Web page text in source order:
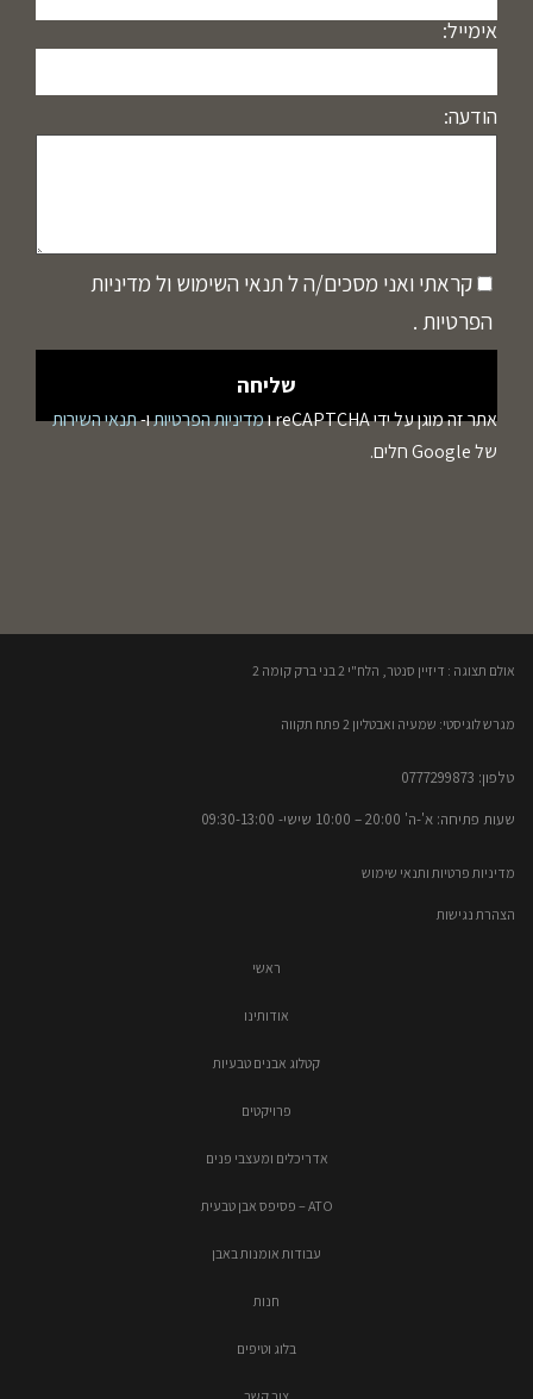
אימייל:
הודעה:
קראתי ואני מסכים/ה לתנאי השימושולמדיניות
הפרטיות.
אתר זה מוגן על ידי reCAPTCHA ו מדיניות הפרטיותו-תנאי השירות
של Google חלים.
אולם תצוגה : דיזיין סנטר, הלח"י 2 בני ברק קומה 2​
מגרש לוגיסטי: שמעיה ואבטליון 2 פתח תקווה
טלפון: 0777299873​
שעות פתיחה: א'-ה' 20:00 – 10:00​​ שישי- 09:30-13:00
מדיניות פרטיות ותנאי שימוש
הצהרת נגישות
ראשי
אודותינו
קטלוג אבנים טבעיות
פרויקטים
אדריכלים ומעצבי פנים
ATO – פסיפס אבן טבעית
עבודות אומנות באבן
חנות
בלוג וטיפים